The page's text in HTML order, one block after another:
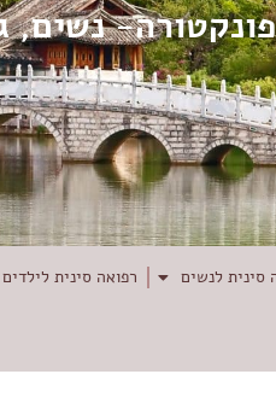
נשים,
סינית לנשים רפואה סינית לילדים